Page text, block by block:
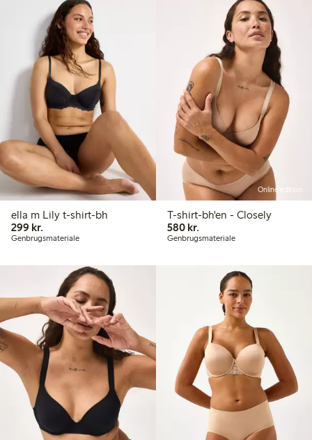
ella m Lily t-shirt-bh
299 kr.
Genbrugsmateriale
Online edition
T-shirt-bh'en - Closely
580 kr.580,00 kr.
Genbrugsmateriale